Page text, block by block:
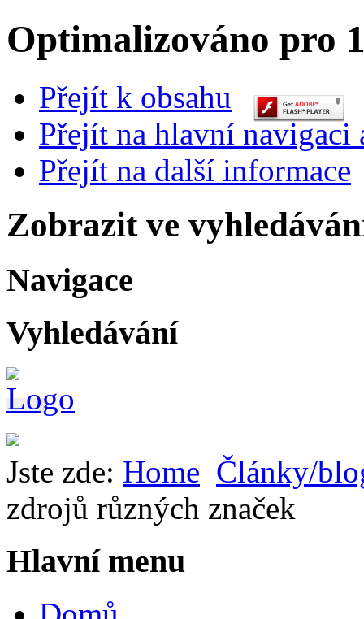
Optimalizováno pro
Přejít k obsahu
Přejít na hlavní navigaci
Přejít na další informace
Zobrazit ve
Navigace
Vyhledávání
Jste zde: Home Články/
zdrojů různých značek
Hlavní menu